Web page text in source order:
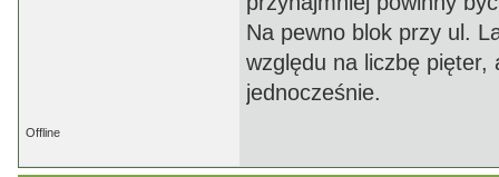
Na pewno blok przy ul.
względu na liczbę pięter,
jednocześnie.
Offline